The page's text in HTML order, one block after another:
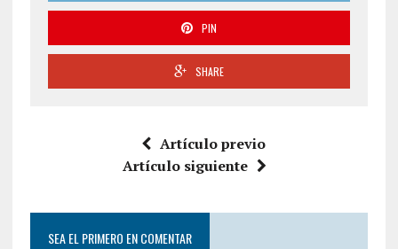
PIN
SHARE
Artículo previo
Artículo siguiente
SEA EL PRIMERO EN COMENTAR